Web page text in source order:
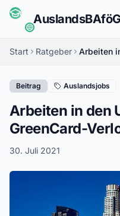
AuslandsBAföG
Start Ratgeber
Beitrag Auslandsjobs
Arbeiten in den
GreenCard-
30. Juli 2021